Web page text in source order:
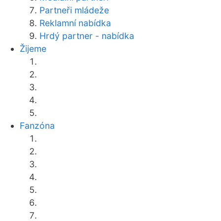
Partneři mládeže
Reklamní nabídka
Hrdý partner - nabídka
Žijeme
Fanzóna